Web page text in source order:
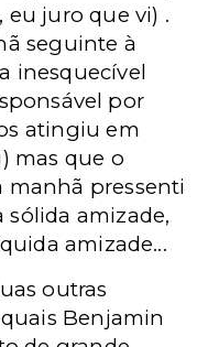
eu juro que vi) .
seguinte à
inesquecível
por
atingiu em
mas que o
manhã pressenti
sólida amizade,
amizade...
outras
quais Benjamin